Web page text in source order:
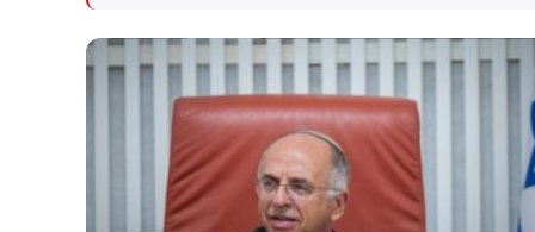
המחלה. מתחילת השנה אובחנו
עד כה עשרה חולים במחלה.
המשרד להגנת הסביבה ומשרד
הבריאות מעדכנים על לכידת
יתושות נגועות בנגיף קדחת
מערב הנילוס בתל אביב, טייבה,
טירה, קלנסווה ובמועצה
האזורית לב השרון